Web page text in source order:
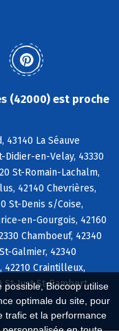
Biocoop utilise
optimale du site, pour
trafic et la performance
(42000) est proche
43140 La Séauve
Didier-en-Velay, 43330
St-Romain-Lachalm,
42140 Chevrières,
St-Denis s/Coise,
en-Gourgois, 42160
Chamboeuf, 42340
Galmier, 42340
42210 Craintilleux,
St-Just-St-Rambert,